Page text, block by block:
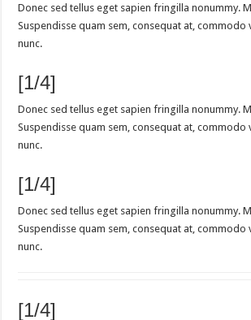
Donec sed tellus eget sapien fringilla nonummy.
Suspendisse quam sem, consequat at, commodo
nunc.
[1/4]
Donec sed tellus eget sapien fringilla nonummy.
Suspendisse quam sem, consequat at, commodo
nunc.
[1/4]
Donec sed tellus eget sapien fringilla nonummy.
Suspendisse quam sem, consequat at, commodo
nunc.
[1/4]